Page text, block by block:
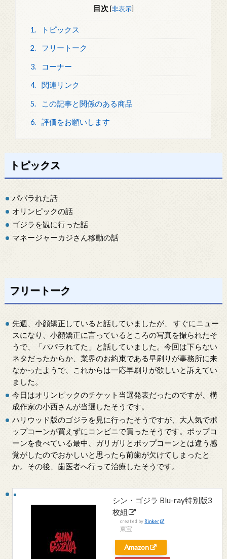
目次 [非表示]
1. トピックス
2. フリートーク
3. コーナー
4. 関連リンク
5. この記事と関係のある商品
6. 評価をお願いします
トピックス
パパラれた話
オリンピックの話
ゴジラを観に行った話
マネージャーカジさん移動の話
フリートーク
先週、小顔矯正していると話していましたが、 すぐにニュー
スになり、小顔矯正に言っているところの写真を撮られたそ
うで、「パパラれてた」と話していました。今回は下らない
ネタだったからか、業界のお約束である早刷りが事務所に来
なかったようで、これからは一応早刷りが欲しいと訴えてい
ました。
今日はオリンピックのチケット当選発表だったのですが、構
成作家の小西さんが当選したそうです。
ハリウッド版のゴジラを見に行ったそうですが、大人気でポ
ップコーンが買えずにコンビニで買ったそうです。ポップコ
ーンを食べている最中、ガリガリとポップコーンとは違う感
覚がしたのでおかしいと思ったら前歯が欠けてしまったと
か。その後、歯医者へ行って治療したそうです。
シン・ゴジラ Blu-ray特別版3
枚組
created by Rinker
東宝
Amazon